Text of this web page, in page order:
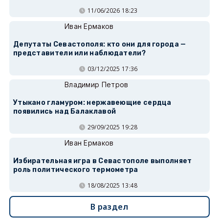
11/06/2026 18:23
Иван Ермаков
Депутаты Севастополя: кто они для города —
представители или наблюдатели?
03/12/2025 17:36
Владимир Петров
Утыкано гламуром: нержавеющие сердца
появились над Балаклавой
29/09/2025 19:28
Иван Ермаков
Избирательная игра в Севастополе выполняет
роль политического термометра
18/08/2025 13:48
В раздел